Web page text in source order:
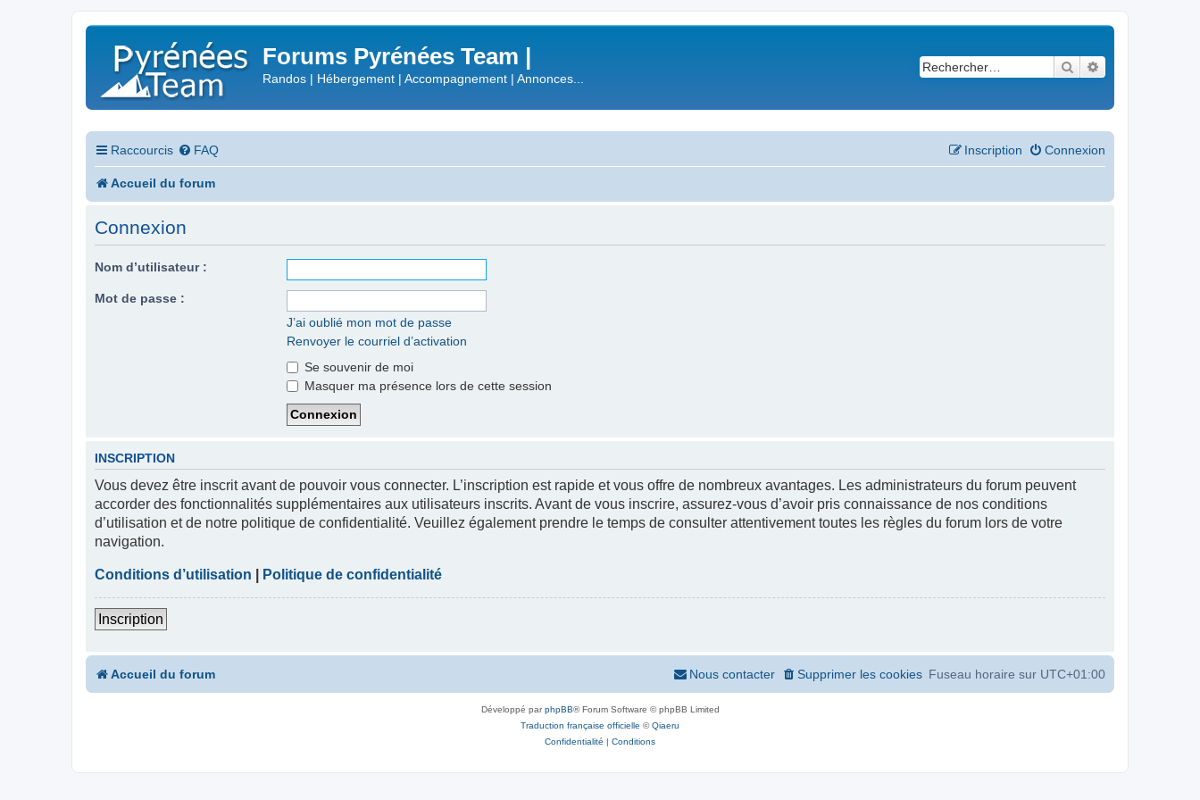
Forums Pyrénées Team |
Randos | Hébergement | Accompagnement | Annonces...
Rechercher
Raccourcis FAQ Connexion
Inscription
Accueil du forum
Connexion
Nom d’utilisateur :
Mot de passe :
J’ai oublié mon mot de passe
Renvoyer le courriel d’activation
Se souvenir de moi
Masquer ma présence lors de cette session
INSCRIPTION
Vous devez être inscrit avant de pouvoir vous connecter. L’inscription est rapide et vous offre de nombreux avantages. Les administrateurs du forum peuvent
accorder des fonctionnalités supplémentaires aux utilisateurs inscrits. Avant de vous inscrire, assurez-vous d’avoir pris connaissance de nos conditions
d’utilisation et de notre politique de confidentialité. Veuillez également prendre le temps de consulter attentivement toutes les règles du forum lors de votre
navigation.
Conditions d’utilisation Politique de confidentialité
Inscription
Accueil du forum Fuseau horaire sur UTC+01:00
Supprimer les cookies
Nous contacter
Développé parphpBB® Forum Software © phpBB Limited
Traduction française officielle ©Qiaeru
Confidentialité | Conditions